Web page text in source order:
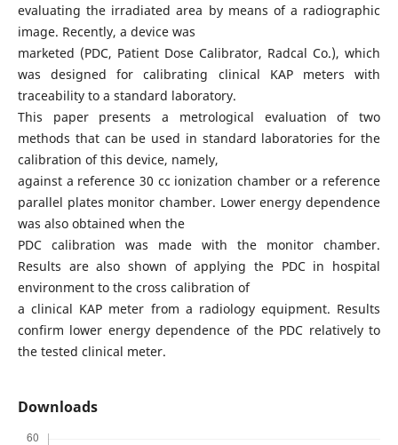
evaluating the irradiated area by means of a radiographic
image. Recently, a device was
marketed (PDC, Patient Dose Calibrator, Radcal Co.), which
was designed for calibrating clinical KAP meters with
traceability to a standard laboratory.
This paper presents a metrological evaluation of two
methods that can be used in standard laboratories for the
calibration of this device, namely,
against a reference 30 cc ionization chamber or a reference
parallel plates monitor chamber. Lower energy dependence
was also obtained when the
PDC calibration was made with the monitor chamber.
Results are also shown of applying the PDC in hospital
environment to the cross calibration of
a clinical KAP meter from a radiology equipment. Results
confirm lower energy dependence of the PDC relatively to
the tested clinical meter.
Downloads